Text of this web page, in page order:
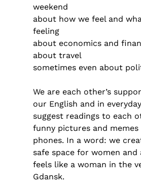
weekend
about how we feel and
feeling
about economics and
about travel
sometimes even about
We are each other’s
our English and in
suggest readings to each
funny pictures and memes
phones. In a word: we
safe space for women and
feels like a woman in the
Gdansk.